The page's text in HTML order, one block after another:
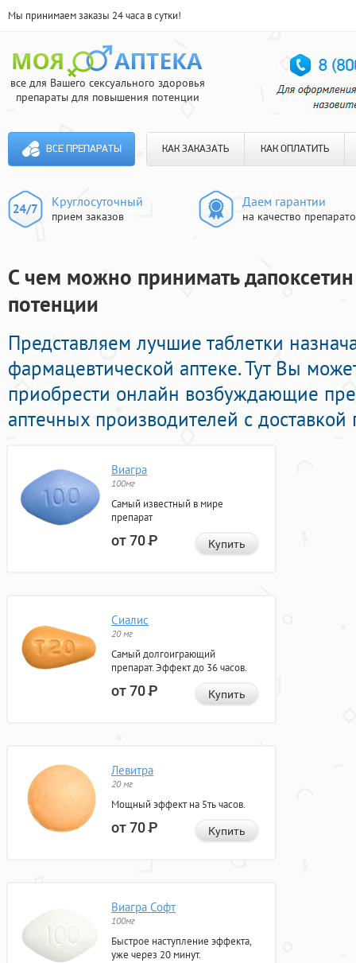
Мы принимаем заказы 24 часа в сутки!
все для Вашего сексуального здоровья
препараты для повышения потенции
ВСЕ ПРЕПАРАТЫ КАК ЗАКАЗАТЬ КАК ОПЛАТИТЬ
Круглосуточный
прием заказов
Даем гарантии
на качество
С чем можно принимать
потенции
Представляем лучшие таблетки
фармацевтической аптеке. Тут Вы
приобрести онлайн возбуждающие
аптечных производителей с
Виагра
100мг
Самый известный в мире
препарат
от 70Р Купить
Сиалис
20 мг
Самый долгоиграющий
препарат. Эффект до 36 часов.
от 70Р Купить
Левитра
20 мг
Мощный эффект на 5ть часов.
от 70Р Купить
Виагра Софт
100мг
Быстрое наступление эффекта,
уже через 20 минут.